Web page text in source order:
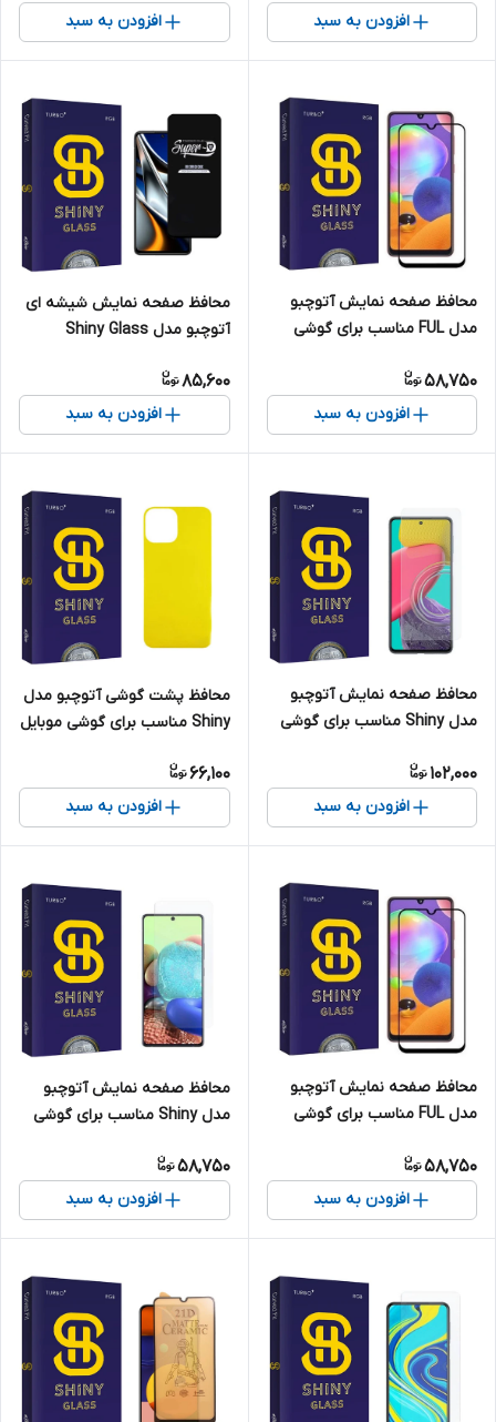
افزودن به سبد
افزودن به سبد
محافظ صفحه نمایش آتوچبو
مدل FUL مناسب برای گوشی
58,750
افزودن به سبد
محافظ صفحه نمایش شیشه ای
آتوچبو مدل Shiny Glass
5G 2201116PG
85,600
افزودن به سبد
محافظ صفحه نمایش آتوچبو
مدل Shiny مناسب برای گوشی
102,000
افزودن به سبد
محافظ پشت گوشی آتوچبو مدل
Shiny مناسب برای گوشی موبایل
66,100
افزودن به سبد
محافظ صفحه نمایش آتوچبو
مدل FUL مناسب برای گوشی
FE
58,750
افزودن به سبد
محافظ صفحه نمایش آتوچبو
مدل Shiny مناسب برای گوشی
58,750
افزودن به سبد